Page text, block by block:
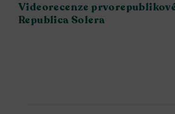
Videorecenze
Republica Solera